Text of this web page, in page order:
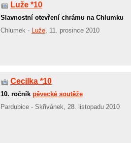
Luže *10
Slavnostní otevření chrámu na Chlumku
Chlumek - Luže , 11. prosince 2010
Cecilka *10
10. ročník pěvecké soutěže
Pardubice - Skřivánek, 28. listopadu 2010